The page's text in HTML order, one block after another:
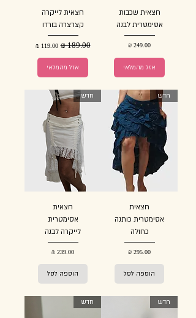
חצאית שכבות
אסימטרית לבנה
מחיר
אזל מהמלאי
חצאית לייקרה
קצרצרה בורדו
מחיר רגיל‏189.00 ‏₪ מחיר מבצע‏119.00 ‏₪
אזל מהמלאי
חדש
חצאית
אסימטרית כותנה
כחולה
מחיר
הוספה לסל
חדש
חצאית
אסימטרית
לייקרה לבנה
מחיר
הוספה לסל
חדש חדש